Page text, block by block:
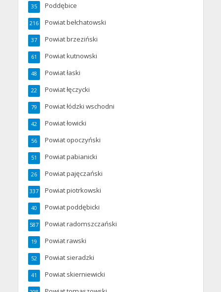
Poddębice
35
Powiat bełchatowski
216
Powiat brzeziński
37
Powiat kutnowski
61
Powiat łaski
48
Powiat łęczycki
22
Powiat łódzki wschodni
79
Powiat łowicki
42
Powiat opoczyński
56
Powiat pabianicki
51
Powiat pajęczański
26
Powiat piotrkowski
337
Powiat poddębicki
40
Powiat radomszczański
587
Powiat rawski
19
Powiat sieradzki
52
Powiat skierniewicki
41